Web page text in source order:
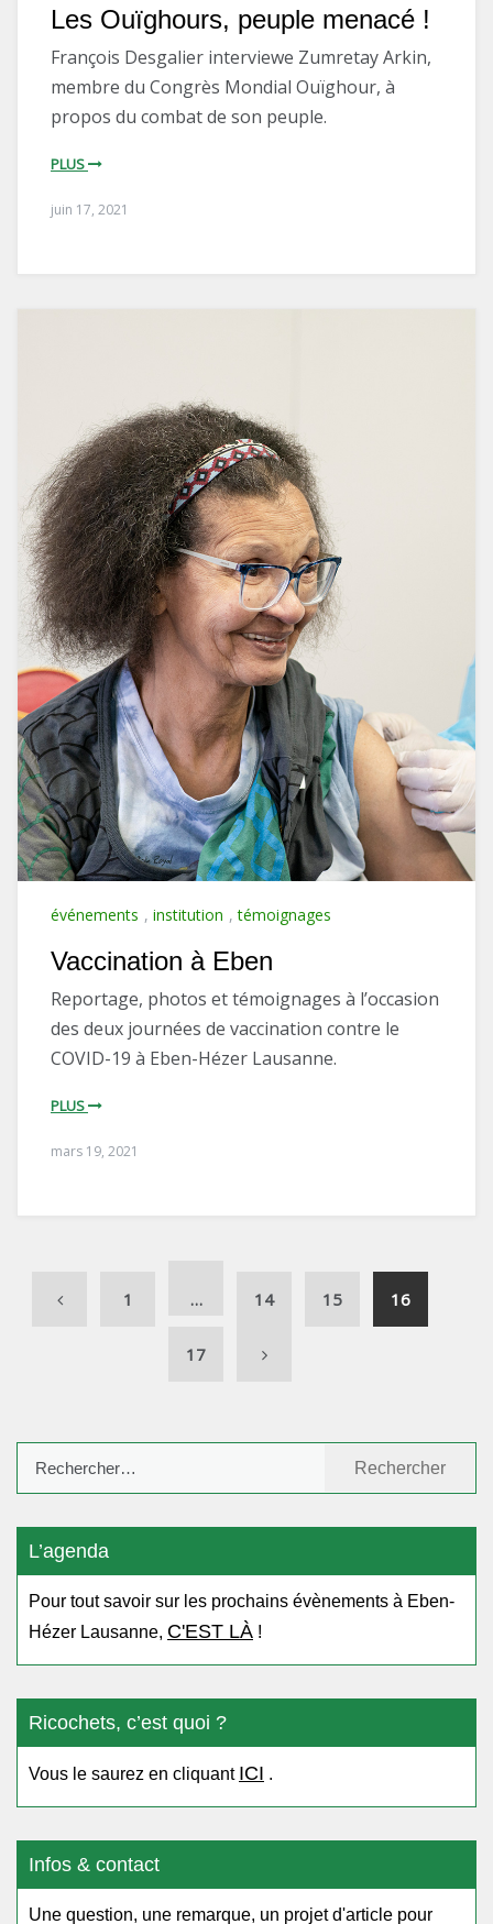
Les Ouïghours, peuple menacé !
François Desgalier interviewe Zumretay Arkin,
membre du Congrès Mondial Ouïghour, à
propos du combat de son peuple.
PLUS
juin 17, 2021
événements , institution ,témoignages
Vaccination à Eben
Reportage, photos et témoignages à l’occasion
des deux journées de vaccination contre le
COVID-19 à Eben-Hézer Lausanne.
PLUS
mars 19, 2021
1 … 14 15 16
17
L’agenda
Pour tout savoir sur les prochains évènements à Eben-
Hézer Lausanne, C'EST LÀ !
Ricochets, c’est quoi ?
Vous le saurez en cliquant ICI .
Infos & contact
Une question, une remarque, un projet d'article pour